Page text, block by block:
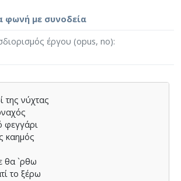
φωνή με συνοδεία
έργου (opus, no)
της νύχτας
φεγγάρι
καημός
θα `ρθω
το ξέρω